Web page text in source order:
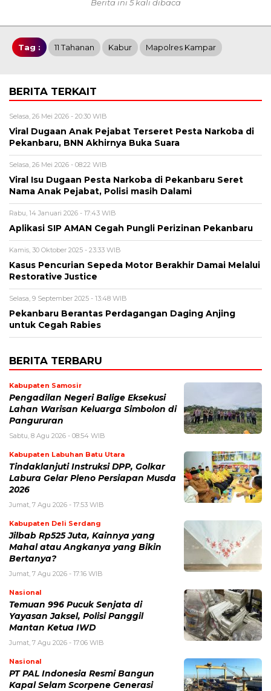
Berita ini 5 kali dibaca
Tag : 11 Tahanan Kabur Mapolres Kampar
BERITA TERKAIT
Selasa, 26 Mei 2026 - 20:30 WIB
Viral Dugaan Anak Pejabat Terseret Pesta Narkoba di
Pekanbaru, BNN Akhirnya Buka Suara
Selasa, 26 Mei 2026 - 08:22 WIB
Viral Isu Dugaan Pesta Narkoba di Pekanbaru Seret
Nama Anak Pejabat, Polisi masih Dalami
Rabu, 14 Januari 2026 - 17:43 WIB
Aplikasi SIP AMAN Cegah Pungli Perizinan Pekanbaru
Kamis, 30 Oktober 2025 - 23:33 WIB
Kasus Pencurian Sepeda Motor Berakhir Damai Melalui
Restorative Justice
Selasa, 9 September 2025 - 13:48 WIB
Pekanbaru Berantas Perdagangan Daging Anjing
untuk Cegah Rabies
BERITA TERBARU
Kabupaten Samosir
Pengadilan Negeri Balige Eksekusi
Lahan Warisan Keluarga Simbolon di
Pangururan
Sabtu, 8 Agu 2026 - 08:54 WIB
Kabupaten Labuhan Batu Utara
Tindaklanjuti Instruksi DPP, Golkar
Labura Gelar Pleno Persiapan Musda
2026
Jumat, 7 Agu 2026 - 17:53 WIB
Kabupaten Deli Serdang
Jilbab Rp525 Juta, Kainnya yang
Mahal atau Angkanya yang Bikin
Bertanya?
Jumat, 7 Agu 2026 - 17:16 WIB
Nasional
Temuan 996 Pucuk Senjata di
Yayasan Jaksel, Polisi Panggil
Mantan Ketua IWD
Jumat, 7 Agu 2026 - 17:06 WIB
Nasional
PT PAL Indonesia Resmi Bangun
Kapal Selam Scorpene Generasi